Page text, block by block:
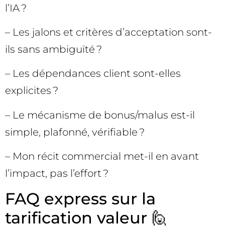
l’IA ?
– Les jalons et critères d’acceptation sont-
ils sans ambiguïté ?
– Les dépendances client sont-elles
explicites ?
– Le mécanisme de bonus/malus est-il
simple, plafonné, vérifiable ?
– Mon récit commercial met-il en avant
l’impact, pas l’effort ?
FAQ express sur la
tarification valeur 🙋